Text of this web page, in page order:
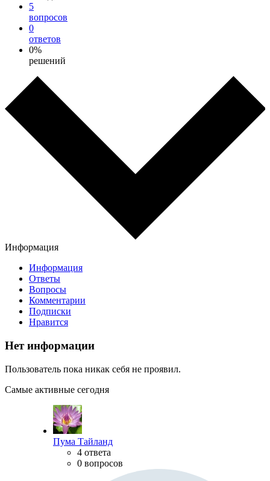
5
вопросов
0
ответов
0%
решений
Информация
Информация
Ответы
Вопросы
Комментарии
Подписки
Нравится
Нет информации
Пользователь пока никак себя не проявил.
Самые активные сегодня
Пума Тайланд
4 ответа
0 вопросов